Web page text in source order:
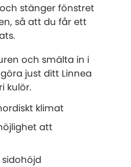
stänger fönstret
så att du får ett
och smälta in i
just ditt Linnea
kulör.
klimat
att